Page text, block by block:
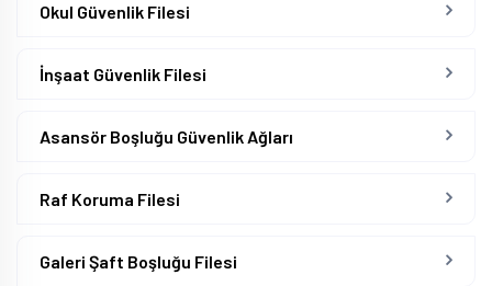
Okul Güvenlik Filesi
İnşaat Güvenlik Filesi
Asansör Boşluğu Güvenlik Ağları
Raf Koruma Filesi
Galeri Şaft Boşluğu Filesi